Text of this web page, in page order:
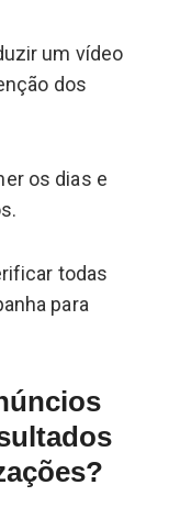
um vídeo
dos
os dias e
todas
para